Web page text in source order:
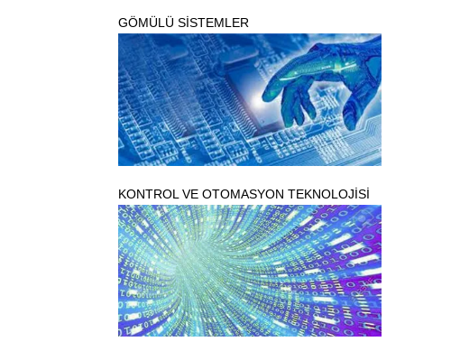
GÖMÜLÜ SİSTEMLER
KONTROL VE OTOMASYON TEKNOLOJİSİ